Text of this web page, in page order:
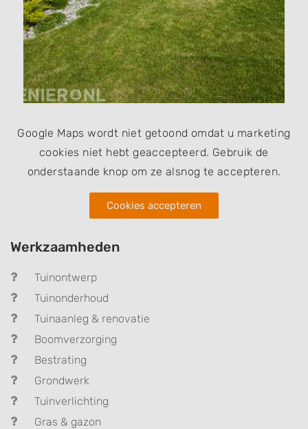
Google Maps wordt niet getoond omdat u marketing
cookies niet hebt geaccepteerd. Gebruik de
onderstaande knop om ze alsnog te accepteren.
Cookies accepteren
Werkzaamheden
Tuinontwerp
Tuinonderhoud
Tuinaanleg & renovatie
Boomverzorging
Bestrating
Grondwerk
Tuinverlichting
Gras & gazon